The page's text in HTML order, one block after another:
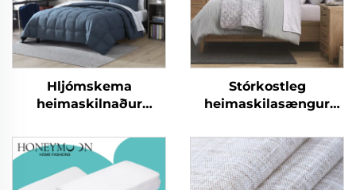
Hljómskema
heimaskilnaður
hluta
heimaskilasængur
Stórkostleg
heimaskilasængur
skjalasængur